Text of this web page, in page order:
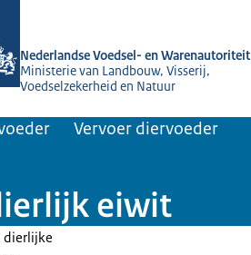
Nederlandse Voedsel- en Warenautoriteit
Ministerie van Landbouw, Visserij,
Voedselzekerheid en Natuur
Vervoer diervoeder
eiwit
dierlijke